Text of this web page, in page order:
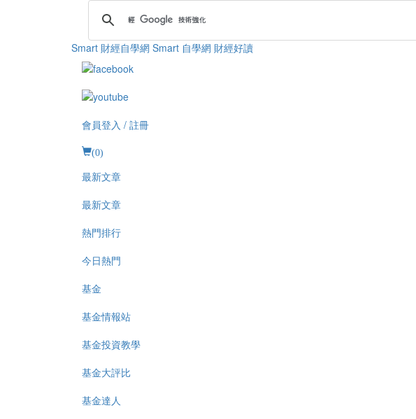
Smart 財經自學網 Smart 自學網 財經好讀
會員登入 / 註冊
(0)
最新文章
最新文章
熱門排行
今日熱門
基金
基金情報站
基金投資教學
基金大評比
基金達人